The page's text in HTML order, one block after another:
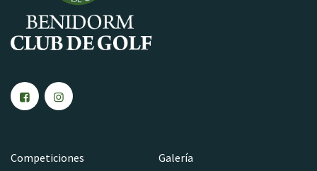
Competiciones Galería